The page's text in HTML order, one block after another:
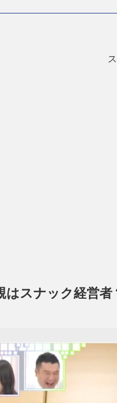
はスナック経営者